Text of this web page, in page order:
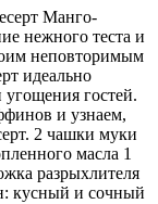
Манго-
нежного теста и
неповторимым
идеально
угощения гостей.
и узнаем,
2 чашки муки
масла 1
разрыхлителя
кусный и сочный